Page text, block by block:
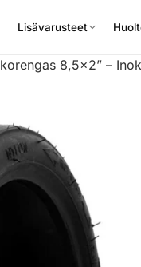
Lisävarusteet
8,5×2” –